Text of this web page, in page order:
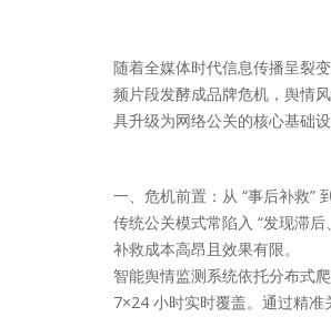
随着全媒体时代信息传播呈裂
频片段发酵成品牌危机，舆情
具升级为网络公关的核心基础
一、危机前置：从 “事后补救”
传统公关模式常陷入 “发现滞
补救成本高昂且效果有限。
智能舆情监测系统依托分布式
7×24 小时实时覆盖。通过精